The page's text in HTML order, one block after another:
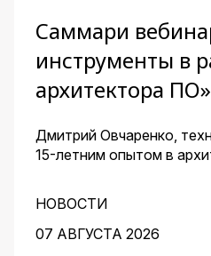
Саммари
инструменты в
архитектора ПО»
Дмитрий Овчаренко,
15-летним опытом в
кондитеров — показал,
архитектору ускорить
от чистого листа до
НОВОСТИ
07 АВГУСТА 2026